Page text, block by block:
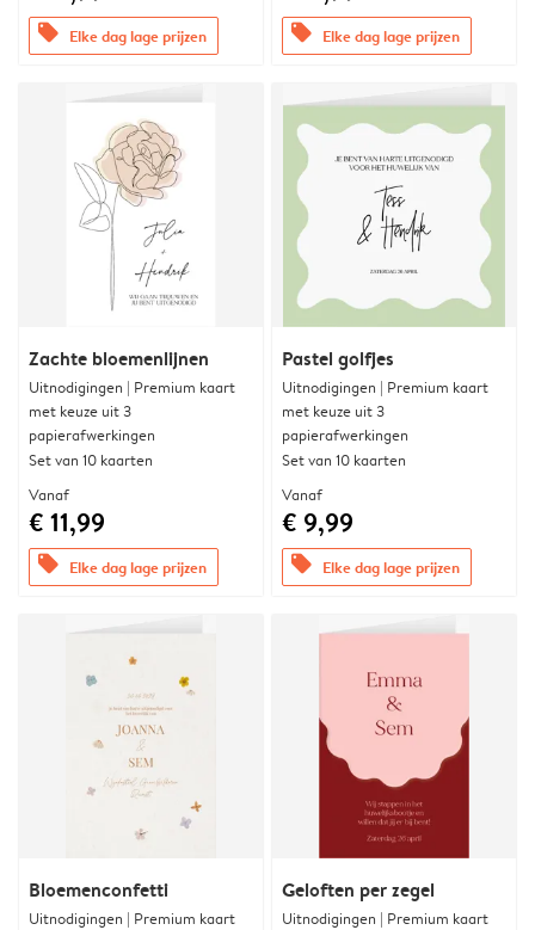
offers Elke dag lage prijzen offers Elke dag lage prijzen
Zachte bloemenlijnen
Uitnodigingen | Premium kaart
met keuze uit 3
papierafwerkingen
Set van 10 kaarten
Vanaf
€ 11,99
offers Elke dag lage prijzen
Pastel golfjes
Uitnodigingen | Premium kaart
met keuze uit 3
papierafwerkingen
Set van 10 kaarten
Vanaf
€ 9,99
offers Elke dag lage prijzen
Bloemenconfetti
Uitnodigingen | Premium kaart
Geloften per zegel
Uitnodigingen | Premium kaart